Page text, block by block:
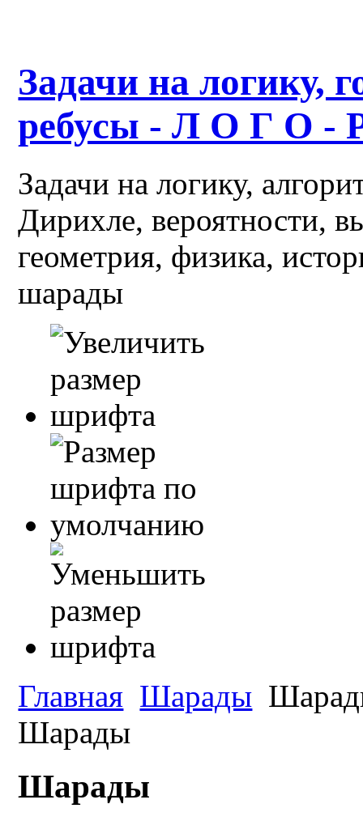
Задачи на логику,
ребусы - Л О Г О -
Задачи на логику,
Дирихле, вероятности,
геометрия, физика,
шарады
Главная Шарады
Шарады
Шарады